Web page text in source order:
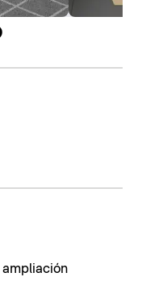
ampliación